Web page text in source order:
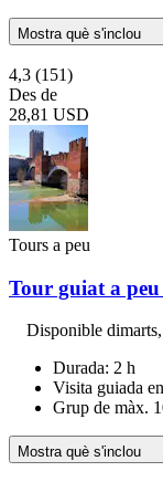
Mostra què s'inclou
4,3 (151)
Des de
28,81 USD
Tours a peu
Tour guiat a
Disponible
Durada: 2 h
Visita guiada
Grup de màx.
Mostra què s'inclou